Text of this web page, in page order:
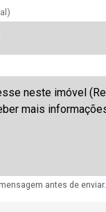
antes de enviar.